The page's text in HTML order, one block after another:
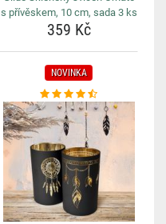
s přívěskem, 10 cm, sada 3 ks
359 Kč
NOVINKA